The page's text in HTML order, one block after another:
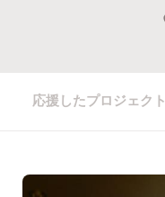
応援したプロジェクト